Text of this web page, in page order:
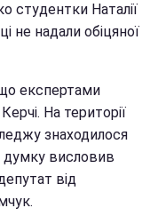
студентки Наталії
не надали обіцяної
експертами
На території
знаходилося
думку висловив
від